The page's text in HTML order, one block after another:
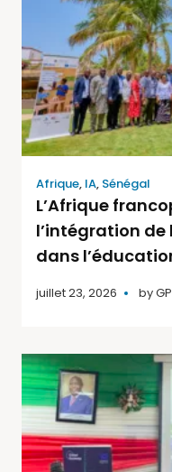
Afrique, IA, Sénégal
L’Afrique
l’intégration
dans
juillet 23, 2026 by